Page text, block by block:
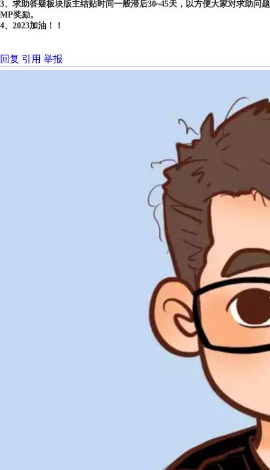
3、求助答疑板块版主结贴时间一般滞后30~45天，以方便大家对求助
MP奖励。
4、2023加油！！
回复 引用 举报